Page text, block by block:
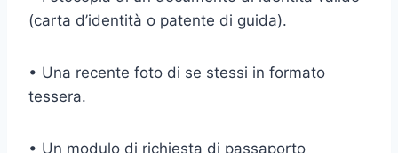
(carta d’identità o patente di guida).
• Una recente foto di se stessi in formato
tessera.
• Un modulo di richiesta di passaporto